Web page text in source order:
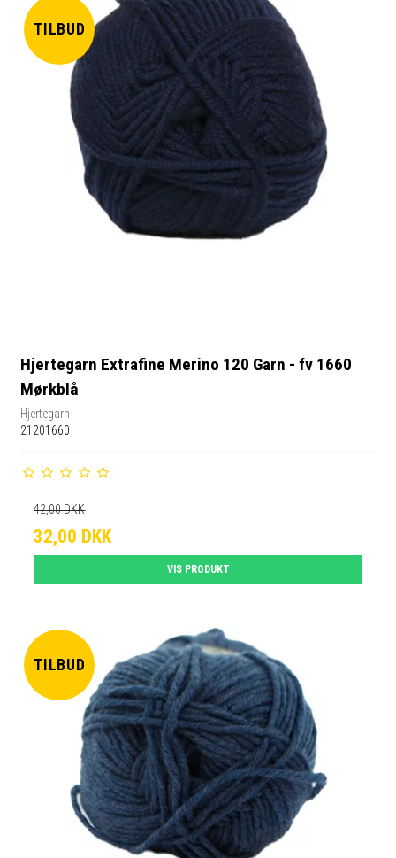
TILBUD
Hjertegarn Extrafine Merino 120 Garn - fv 1660
Mørkblå
Hjertegarn
21201660
42,00 DKK
32,00 DKK
VIS PRODUKT
TILBUD